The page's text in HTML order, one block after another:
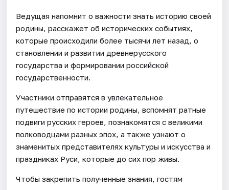
Ведущая напомнит о важности знать историю своей
родины, расскажет об исторических событиях,
которые происходили более тысячи лет назад, о
становлении и развитии древнерусского
государства и формировании российской
государственности.
Участники отправятся в увлекательное
путешествие по истории родины, вспомнят ратные
подвиги русских героев, познакомятся с великими
полководцами разных эпох, а также узнают о
знаменитых представителях культуры и искусства и
праздниках Руси, которые до сих пор живы.
Чтобы закрепить полученные знания, гостям